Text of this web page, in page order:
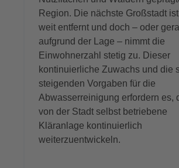
Region. Die nächste Großstadt
weit entfernt und doch – oder
aufgrund der Lage – nimmt die
Einwohnerzahl stetig zu. Dieser
kontinuierliche Zuwachs und die
steigenden Vorgaben für die
Abwasserreinigung erfordern es,
von der Stadt selbst betriebene
Kläranlage kontinuierlich
weiterzuentwickeln.